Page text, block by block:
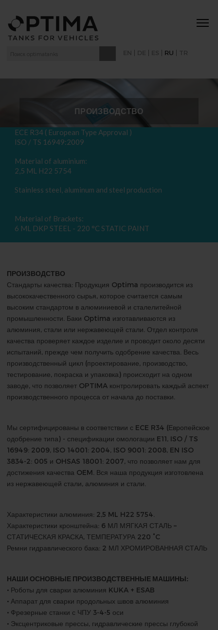
| | | RU |
ПРОИЗВОДСТВО
ECE R34 ( European Type Approval )
ISO / TS 16949:2009
Material of aluminium:
2,5 ML H22 5754
Stainless steel, aluminum and steel production
Material of Brackets:
6 ML DKP STEEL - 220 °C STATIC PAINT
ПРОИЗВОДСТВО
Стандарты качества: Продукция Optima производится из
высококачественного сырья, которое считается самым
высоким стандартом в алюминиевой и сталелитейной
промышленности. Баки Optima изготавливаются из
алюминия, стали или нержавеющей стали. Отдел контроля
качества проверяет каждое изделие и проводит около десяти
испытаний, прежде чем получить одобрение качества. Весь
производственный цикл (проектирование, производство,
тестирование, покраска и упаковка) происходит на одном
заводе, что позволяет OPTIMA контролировать каждый аспект
производственного процесса от начала до поставки.
Мы сертифицированы в соответствии с ECE R34 (Европейское
одобрение типа) - спецификации омологации E11, ISO / TS
16949: 2009, ISO 14001: 2004, ISO 9001: 2008, EN ISO
3834-2: 005 и OHSAS 18001: 2007, что позволяет нам для
достижения качества OEM. Вся наша продукция изготовлена
из нержавеющей стали, алюминия и стали.
Характеристики алюминия: 2,5 ML H22 5754.
Характеристики кронштейна: 6 МЛ МЯГКАЯ СТАЛЬ –
СТАТИЧЕСКАЯ КРАСКА, ТЕМПЕРАТУРА 220 °C
Ремни гидравлического бака: 2 МЛ ХРОМИРОВАННАЯ СТАЛЬ
НАШИ ОСНОВНЫЕ ПРОИЗВОДСТВЕННЫЕ МАШИНЫ:
• Роботы для сварки алюминия KUKA + ESAB
• Аппарат для сварки продольных швов алюминия
• Фрезерные станки с ЧПУ 3-4-5 оси
• Эксцентриковые прессы, гидравлические прессы глубокой